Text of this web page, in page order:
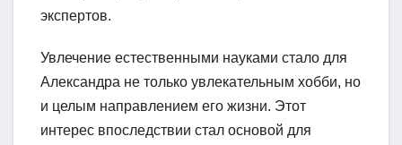
экспертов.
Увлечение естественными науками стало для
Александра не только увлекательным хобби, но
и целым направлением его жизни. Этот
интерес впоследствии стал основой для